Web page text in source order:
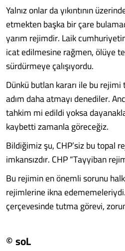
Yalnız onlar da yıkıntının
etmekten başka bir çare
yarım rejimdir. Laik
icat edilmesine rağmen, ölüye
sürdürmeye çalışıyordu.
Dünkü butlan kararı ile bu
adım daha atmayı denediler.
tahkim mi edildi yoksa
kaybetti zamanla göreceğiz.
Bildiğimiz şu, CHP’siz bu topal
imkansızdır. CHP “Tayyiban
Bu rejimin en önemli sorunu
rejimlerine ikna
çerçevesinde tutma görevi,
© soL